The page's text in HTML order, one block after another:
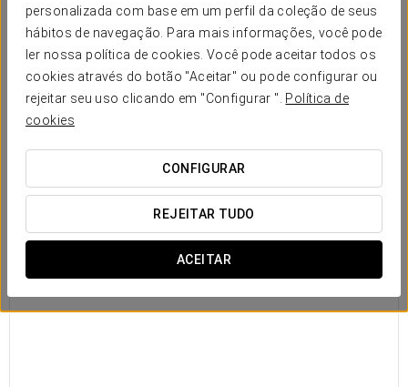
personalizada com base em um perfil da coleção de seus
hábitos de navegação. Para mais informações, você pode
ler nossa política de cookies. Você pode aceitar todos os
cookies através do botão "Aceitar" ou pode configurar ou
rejeitar seu uso clicando em "Configurar ". Política de
cookies
CONFIGURAR
REJEITAR TUDO
ACEITAR